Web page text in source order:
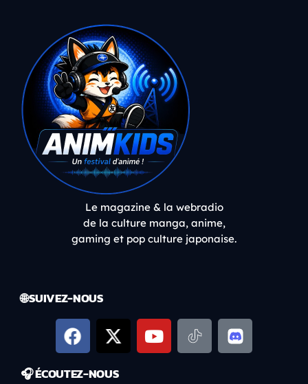
Le magazine & la webradio
de la culture manga, anime,
gaming et pop culture japonaise.
🌐 SUIVEZ-NOUS
🎧 ÉCOUTEZ-NOUS